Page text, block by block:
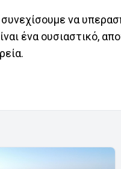
να
ένα ουσιαστικό,